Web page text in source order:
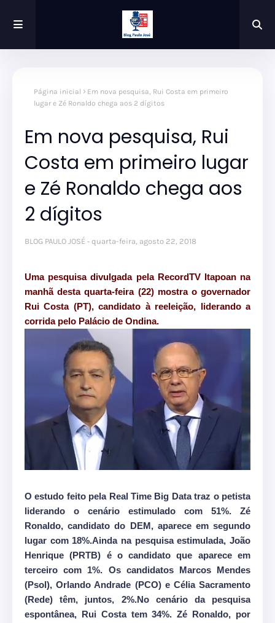
Página inicial
Em nova pesquisa, Rui Costa em primeiro
lugar e Zé Ronaldo chega aos 2 dígitos
Em nova pesquisa, Rui
Costa em primeiro lugar
e Zé Ronaldo chega aos
2 dígitos
BLOG PAULO JOSÉ quarta-feira, agosto 22, 2018
Uma pesquisa divulgada pela RecordTV Itapoan na
manhã desta quarta-feira (22) mostra o governador
Rui Costa (PT), candidato à reeleição, liderando a
corrida pelo Palácio de Ondina.
O estudo feito pela Real Time Big Data traz o petista
liderando o cenário estimulado com 51%. Zé
Ronaldo, candidato do DEM, aparece em segundo
lugar com 18%.Ainda na pesquisa estimulada, João
Henrique (PRTB) é o candidato que aparece em
terceiro com 1%. Os candidatos Marcos Mendes
(Psol), Orlando Andrade (PCO) e Célia Sacramento
(Rede) têm, juntos, 2%.No cenário da pesquisa
espontânea, Rui Costa tem 34%. Zé Ronaldo, por